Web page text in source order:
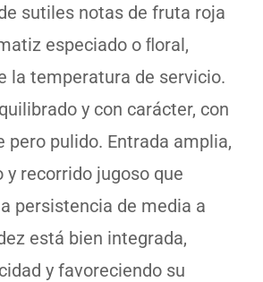
sutiles notas de fruta roja
especiado o ﬂoral,
la temperatura de servicio.
y con carácter, con
pero pulido. Entrada amplia,
recorrido jugoso que
persistencia de media a
está bien integrada,
y favoreciendo su